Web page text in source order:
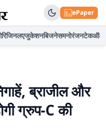
ePaper
एजुकेशनबिजनेसमनोरंजनटेकऑटो
ब्राजील और
ग्रुप-C की